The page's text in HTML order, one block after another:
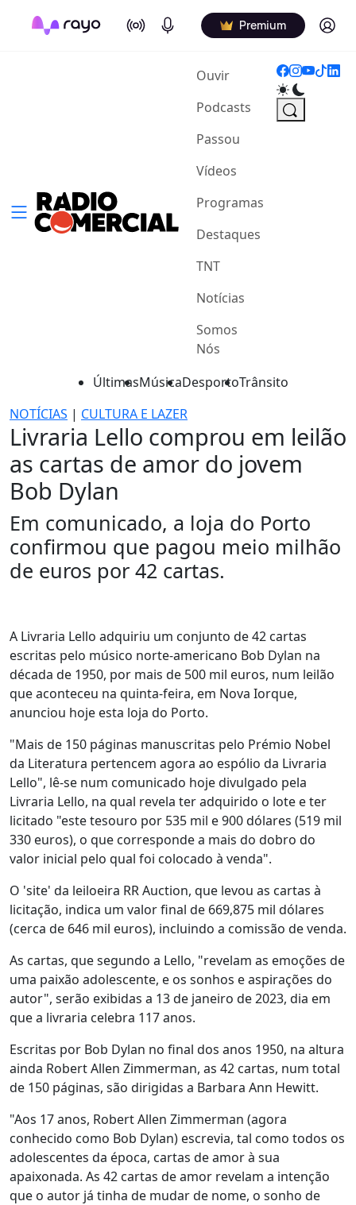
On Air Podcasts Premium Log in
Ouvir(current)
Podcasts
Passou
Vídeos
Programas
Destaques
TNT
Notícias
Somos
Nós
ÚltimasMúsicaDesportoTrânsito
NOTÍCIAS | CULTURA E LAZER
Livraria Lello comprou em leilão
as cartas de amor do jovem
Bob Dylan
Em comunicado, a loja do Porto
confirmou que pagou meio milhão
de euros por 42 cartas.
A Livraria Lello adquiriu um conjunto de 42 cartas
escritas pelo músico norte-americano Bob Dylan na
década de 1950, por mais de 500 mil euros, num leilão
que aconteceu na quinta-feira, em Nova Iorque,
anunciou hoje esta loja do Porto.
"Mais de 150 páginas manuscritas pelo Prémio Nobel
da Literatura pertencem agora ao espólio da Livraria
Lello", lê-se num comunicado hoje divulgado pela
Livraria Lello, na qual revela ter adquirido o lote e ter
licitado "este tesouro por 535 mil e 900 dólares (519 mil
330 euros), o que corresponde a mais do dobro do
valor inicial pelo qual foi colocado à venda".
O 'site' da leiloeira RR Auction, que levou as cartas à
licitação, indica um valor final de 669,875 mil dólares
(cerca de 646 mil euros), incluindo a comissão de venda.
As cartas, que segundo a Lello, "revelam as emoções de
uma paixão adolescente, e os sonhos e aspirações do
autor", serão exibidas a 13 de janeiro de 2023, dia em
que a livraria celebra 117 anos.
Escritas por Bob Dylan no final dos anos 1950, na altura
ainda Robert Allen Zimmerman, as 42 cartas, num total
de 150 páginas, são dirigidas a Barbara Ann Hewitt.
"Aos 17 anos, Robert Allen Zimmerman (agora
conhecido como Bob Dylan) escrevia, tal como todos os
adolescentes da época, cartas de amor à sua
apaixonada. As 42 cartas de amor revelam a intenção
que o autor já tinha de mudar de nome, o sonho de